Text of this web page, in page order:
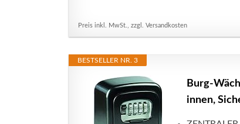
Preis inkl. MwSt., zzgl. Versandkosten
BESTSELLER NR. 3
Burg-
innen,